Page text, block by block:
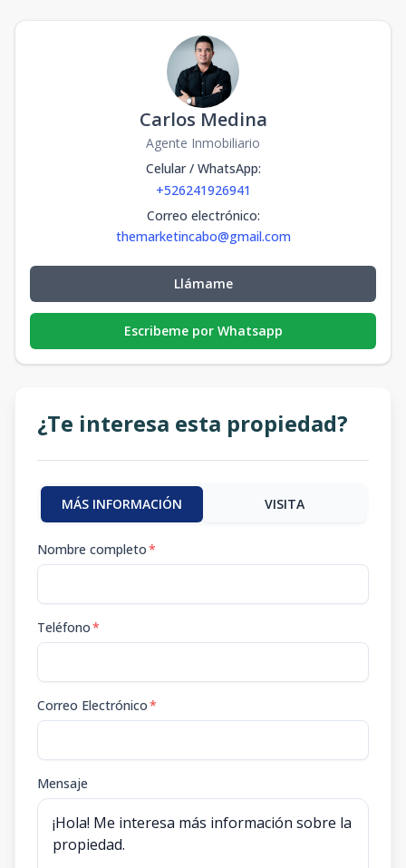
Carlos Medina
Agente Inmobiliario
Celular / WhatsApp:
+526241926941
Correo electrónico:
themarketincabo@gmail.com
Llámame
Escribeme por Whatsapp
¿Te interesa esta propiedad?
MÁS INFORMACIÓN VISITA
Nombre completo*
Teléfono*
Correo Electrónico*
Mensaje